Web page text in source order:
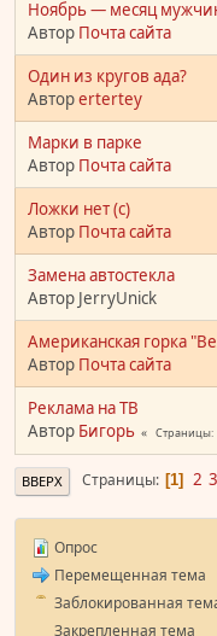
Ноябрь — месяц
Автор Почта сайта
Один из кругов ада?
Авторertertey
Марки в парке
Автор Почта сайта
Ложки нет (с)
Автор Почта сайта
Замена автостекла
Автор JerryUnick
Американская горка
Автор Почта сайта
Реклама на ТВ
Автор Бигорь Страницы
ВВЕРХ Страницы 1 2 3
Опрос
Перемещенная тема
Заблокированная
Закрепленная тема